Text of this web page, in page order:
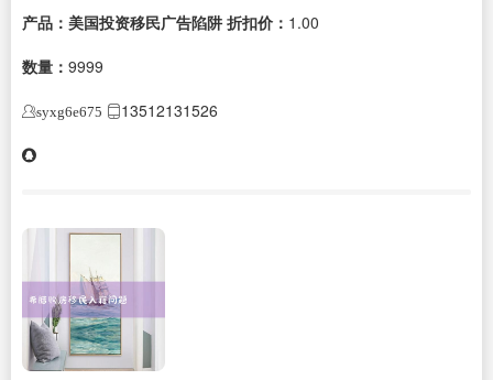
产品：美国投资移民广告陷阱 折扣价： 1.00
数量： 9999
syxg6e675 13512131526